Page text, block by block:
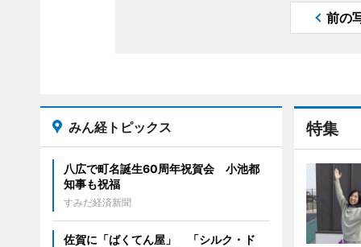
前の
特集
みん経トピックス
八広で町名誕生60周年祝賀会 小池都
知事も祝福
すみだ経済新聞
佐賀に「ばくてん屋」 「シルク・ド